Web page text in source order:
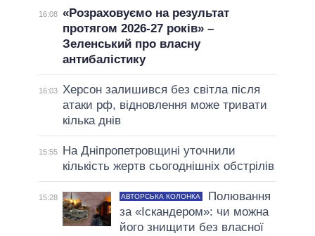
16:08 «Розраховуємо на результат
протягом 2026-27 років» –
Зеленський про власну
антибалістику
16:03
Херсон залишився без світла після
атаки рф, відновлення може тривати
кілька днів
15:55
На Дніпропетровщині уточнили
кількість жертв сьогоднішніх обстрілів
15:28 АВТОРСЬКА КОЛОНКА
Полювання
за «Іскандером»: чи можна
його знищити без власної